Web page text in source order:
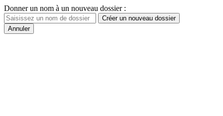
Donner un nom à un nouveau dossier :
Créer un nouveau dossier
Annuler